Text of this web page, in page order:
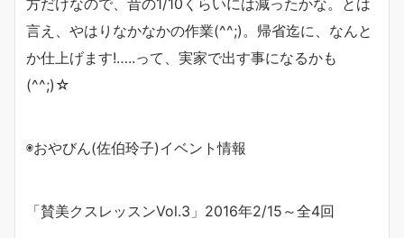
言え、やはりなかなかの作業(^^;)。帰省迄に、なんと
か仕上げます!…..って、実家で出す事になるかも
(^^;)☆
◉おやびん(佐伯玲子)イベント情報
「賛美クスレッスンVol.3 」 2016年2/15 ～全4回